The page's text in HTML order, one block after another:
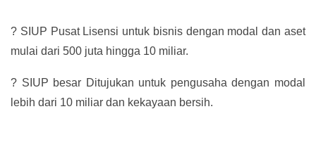
? SIUP Pusat Lisensi untuk bisnis dengan modal dan aset
mulai dari 500 juta hingga 10 miliar.
? SIUP besar Ditujukan untuk pengusaha dengan modal
lebih dari 10 miliar dan kekayaan bersih.